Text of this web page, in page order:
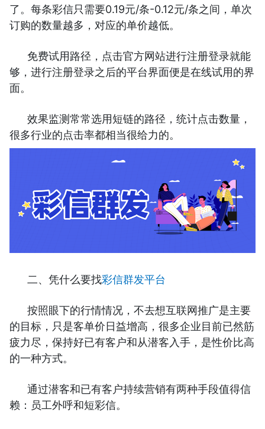
了。每条彩信只需要0.19元/条-0.12元/条之间，单次
订购的数量越多，对应的单价越低。
免费试用路径，点击官方网站进行注册登录就能
够，进行注册登录之后的平台界面便是在线试用的界
面。
效果监测常常选用短链的路径，统计点击数量，
很多行业的点击率都相当很给力的。
二、凭什么要找彩信群发平台
按照眼下的行情情况，不去想互联网推广是主要
的目标，只是客单价日益增高，很多企业目前已然筋
疲力尽，保持好已有客户和从潜客入手，是性价比高
的一种方式。
通过潜客和已有客户持续营销有两种手段值得信
赖：员工外呼和短彩信。